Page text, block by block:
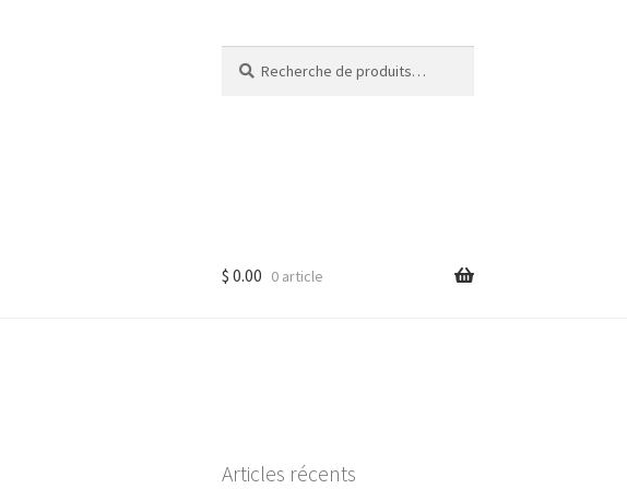
pour :
$ 0.00 0 article
Articles récents